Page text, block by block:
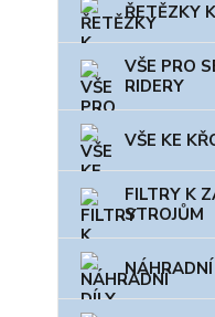
ŘETĚZKY
VŠE PRO
RIDERY
VŠE KE
FILTRY K
STROJŮM